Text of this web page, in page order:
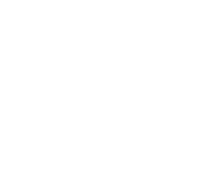
ません。
対応品が
12日よ